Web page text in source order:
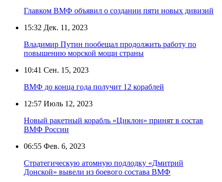
Главком ВМФ объявил о создании пяти новых дивизий
15:32 Дек. 11, 2023
Владимир Путин пообещал продолжить работу по
повышению морской мощи страны
10:41 Сен. 15, 2023
ВМФ до конца года получит 12 кораблей
12:57 Июль 12, 2023
Новый ракетный корабль «Циклон» принят в состав
ВМФ России
06:55 Фев. 6, 2023
Стратегическую атомную подлодку «Дмитрий
Донской» вывели из боевого состава ВМФ